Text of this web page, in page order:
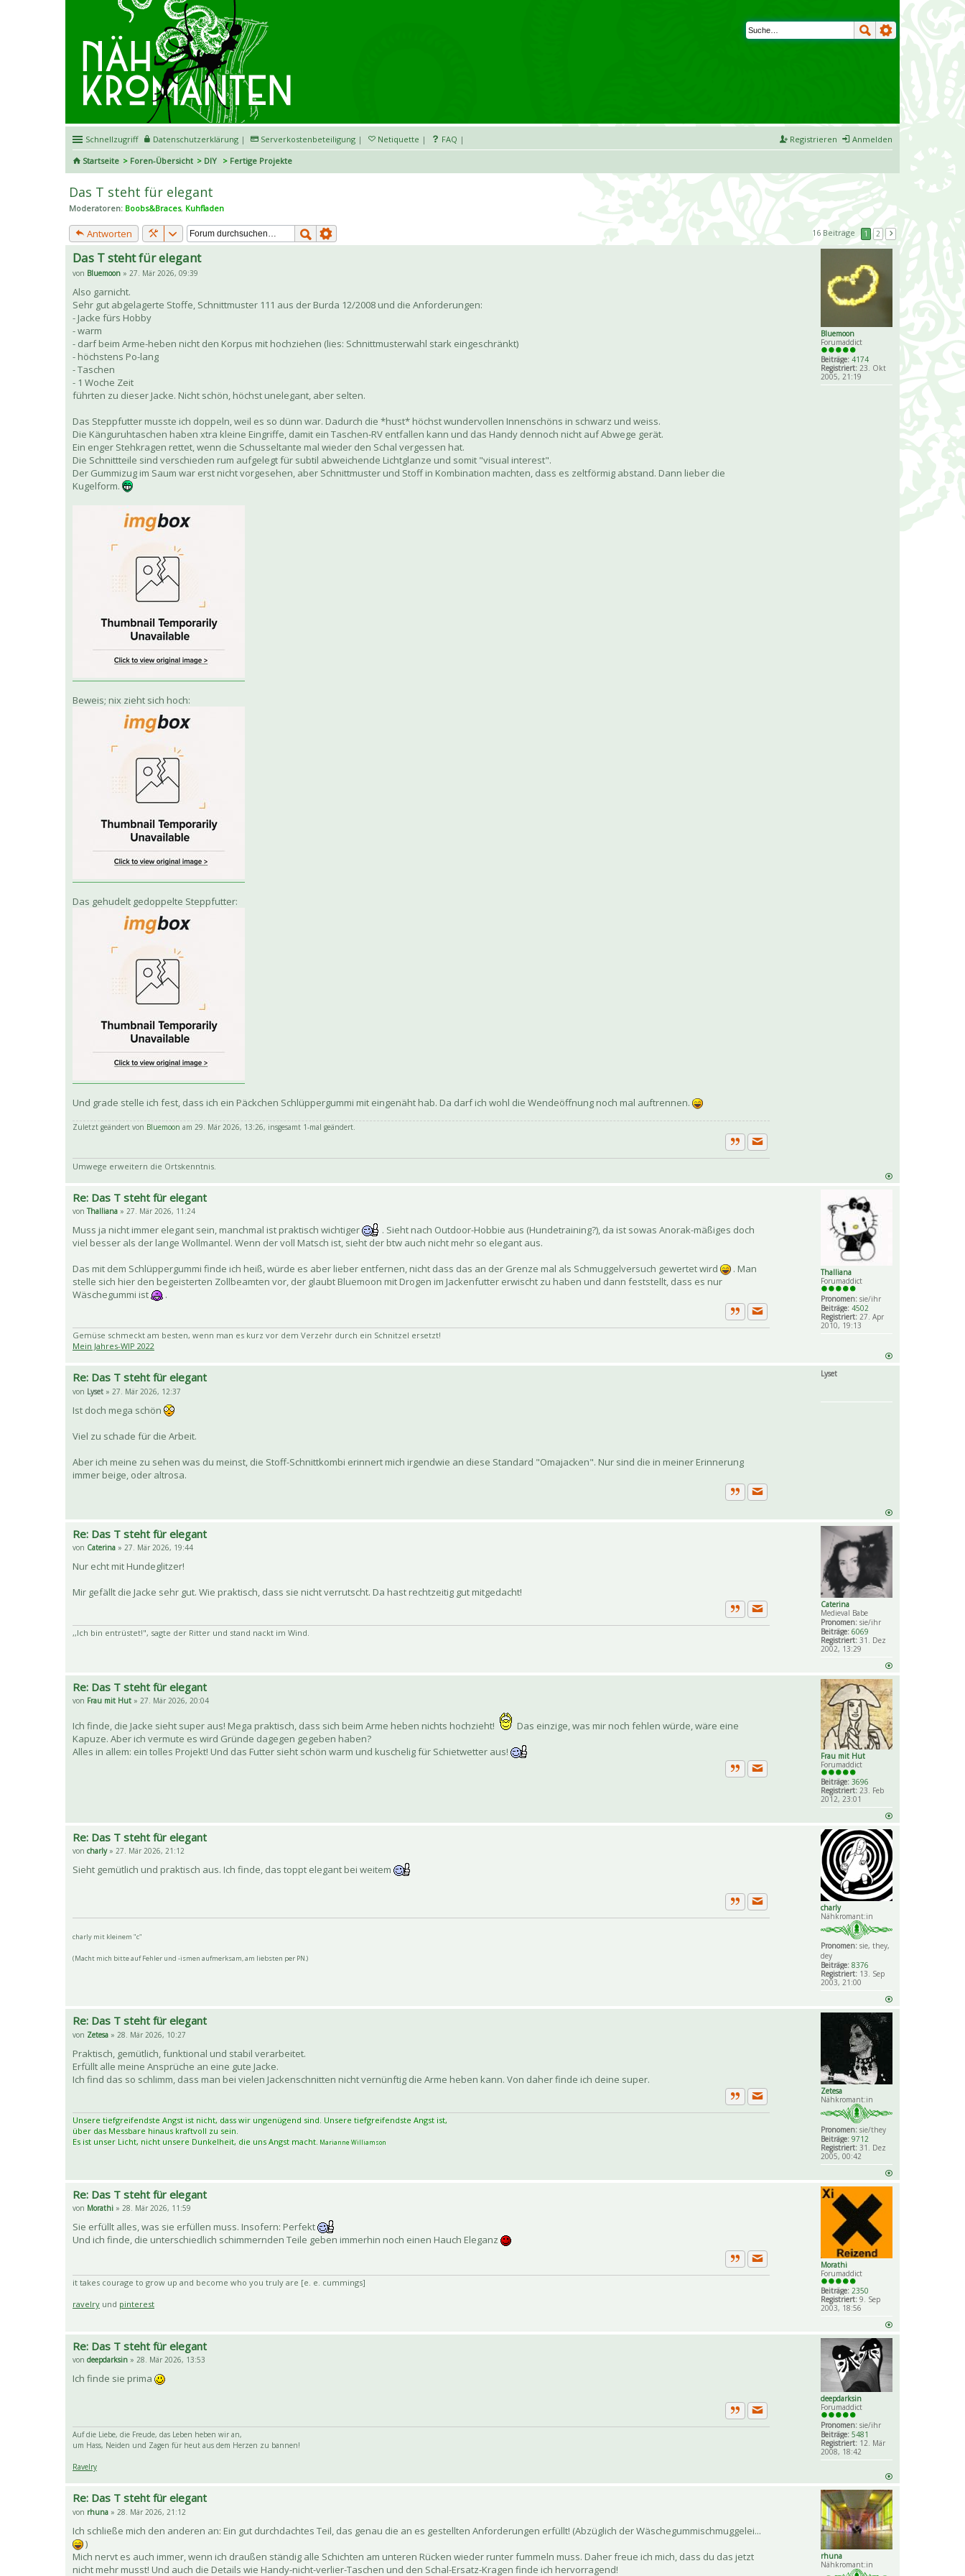
Schnellzugriff Datenschutzerklärung | Serverkostenbeteiligung | Netiquette | FAQ | Anmelden
Registrieren
Startseite
Foren-Übersicht DIY Fertige Projekte
Das T steht für elegant
Moderatoren: Boobs&Braces, Kuhfladen
Antworten 16 Beiträge 1 2
Bluemoon
Forumaddict
Beiträge: 4174
Registriert: 23. Okt
2005, 21:19
Das T steht für elegant
von Bluemoon » 27. Mär 2026, 09:39
Also garnicht.
Sehr gut abgelagerte Stoffe, Schnittmuster 111 aus der Burda 12/2008 und die Anforderungen:
- Jacke fürs Hobby
- warm
- darf beim Arme-heben nicht den Korpus mit hochziehen (lies: Schnittmusterwahl stark eingeschränkt)
- höchstens Po-lang
- Taschen
- 1 Woche Zeit
führten zu dieser Jacke. Nicht schön, höchst unelegant, aber selten.
Das Steppfutter musste ich doppeln, weil es so dünn war. Dadurch die *hust* höchst wundervollen Innenschöns in schwarz und weiss.
Die Känguruhtaschen haben xtra kleine Eingriffe, damit ein Taschen-RV entfallen kann und das Handy dennoch nicht auf Abwege gerät.
Ein enger Stehkragen rettet, wenn die Schusseltante mal wieder den Schal vergessen hat.
Die Schnittteile sind verschieden rum aufgelegt für subtil abweichende Lichtglanze und somit "visual interest".
Der Gummizug im Saum war erst nicht vorgesehen, aber Schnittmuster und Stoff in Kombination machten, dass es zeltförmig abstand. Dann lieber die
Kugelform.
Beweis; nix zieht sich hoch:
Das gehudelt gedoppelte Steppfutter:
Und grade stelle ich fest, dass ich ein Päckchen Schlüppergummi mit eingenäht hab. Da darf ich wohl die Wendeöffnung noch mal auftrennen.
Zuletzt geändert von Bluemoon am 29. Mär 2026, 13:26, insgesamt 1-mal geändert.
ZitatPrivate Nachricht senden
Umwege erweitern die Ortskenntnis.
Thalliana
Forumaddict
Pronomen: sie/ihr
Beiträge: 4502
Registriert: 27. Apr
2010, 19:13
Re: Das T steht für elegant
vonThalliana » 27. Mär 2026, 11:24
Muss ja nicht immer elegant sein, manchmal ist praktisch wichtiger
. Sieht nach Outdoor-Hobbie aus (Hundetraining?), da ist sowas Anorak-mäßiges doch
viel besser als der lange Wollmantel. Wenn der voll Matsch ist, sieht der btw auch nicht mehr so elegant aus.
Das mit dem Schlüppergummi finde ich heiß, würde es aber lieber entfernen, nicht dass das an der Grenze mal als Schmuggelversuch gewertet wird
. Man
stelle sich hier den begeisterten Zollbeamten vor, der glaubt Bluemoon mit Drogen im Jackenfutter erwischt zu haben und dann feststellt, dass es nur
Wäschegummi ist
.
ZitatPrivate Nachricht senden
Gemüse schmeckt am besten, wenn man es kurz vor dem Verzehr durch ein Schnitzel ersetzt!
Mein Jahres-WIP 2022
Lyset
Re: Das T steht für elegant
von Lyset » 27. Mär 2026, 12:37
Ist doch mega schön
Viel zu schade für die Arbeit.
Aber ich meine zu sehen was du meinst, die Stoff-Schnittkombi erinnert mich irgendwie an diese Standard "Omajacken". Nur sind die in meiner Erinnerung
immer beige, oder altrosa.
ZitatPrivate Nachricht senden
Caterina
Medieval Babe
Pronomen: sie/ihr
Beiträge: 6069
Registriert: 31. Dez
2002, 13:29
Re: Das T steht für elegant
von Caterina » 27. Mär 2026, 19:44
Nur echt mit Hundeglitzer!
Mir gefällt die Jacke sehr gut. Wie praktisch, dass sie nicht verrutscht. Da hast rechtzeitig gut mitgedacht!
ZitatPrivate Nachricht senden
,,Ich bin entrüstet!", sagte der Ritter und stand nackt im Wind.
Frau mit Hut
Forumaddict
Beiträge: 3696
Registriert: 23. Feb
2012, 23:01
Re: Das T steht für elegant
von Frau mit Hut » 27. Mär 2026, 20:04
Ich finde, die Jacke sieht super aus! Mega praktisch, dass sich beim Arme heben nichts hochzieht!
Das einzige, was mir noch fehlen würde, wäre eine
Kapuze. Aber ich vermute es wird Gründe dagegen gegeben haben?
Alles in allem: ein tolles Projekt! Und das Futter sieht schön warm und kuschelig für Schietwetter aus!
ZitatPrivate Nachricht senden
charly
Nähkromant:in
Pronomen: sie, they,
dey
Beiträge: 8376
Registriert: 13. Sep
2003, 21:00
Re: Das T steht für elegant
von charly» 27. Mär 2026, 21:12
Sieht gemütlich und praktisch aus. Ich finde, das toppt elegant bei weitem
ZitatPrivate Nachricht senden
charly mit kleinem "c"
(Macht mich bitte auf Fehler und -ismen aufmerksam, am liebsten per PN.)
Zetesa
Nähkromant:in
Pronomen: sie/they
Beiträge: 9712
Registriert: 31. Dez
2005, 00:42
Re: Das T steht für elegant
von Zetesa » 28. Mär 2026, 10:27
Praktisch, gemütlich, funktional und stabil verarbeitet.
Erfüllt alle meine Ansprüche an eine gute Jacke.
Ich find das so schlimm, dass man bei vielen Jackenschnitten nicht vernünftig die Arme heben kann. Von daher finde ich deine super.
ZitatPrivate Nachricht senden
Unsere tiefgreifendste Angst ist nicht, dass wir ungenügend sind. Unsere tiefgreifendste Angst ist,
über das Messbare hinaus kraftvoll zu sein.
Es ist unser Licht, nicht unsere Dunkelheit, die uns Angst macht. Marianne Williamson
Morathi
Forumaddict
Beiträge: 2350
Registriert: 9. Sep
2003, 18:56
Re: Das T steht für elegant
von Morathi » 28. Mär 2026, 11:59
Sie erfüllt alles, was sie erfüllen muss. Insofern: Perfekt
Und ich finde, die unterschiedlich schimmernden Teile geben immerhin noch einen Hauch Eleganz
ZitatPrivate Nachricht senden
it takes courage to grow up and become who you truly are [e. e. cummings]
ravelry und pinterest
deepdarksin
Forumaddict
Pronomen: sie/ihr
Beiträge: 5481
Registriert: 12. Mär
2008, 18:42
Re: Das T steht für elegant
von deepdarksin » 28. Mär 2026, 13:53
Ich finde sie prima
ZitatPrivate Nachricht senden
Auf die Liebe, die Freude, das Leben heben wir an,
um Hass, Neiden und Zagen für heut aus dem Herzen zu bannen!
Ravelry
rhuna
Nähkromant:in
Re: Das T steht für elegant
von rhuna » 28. Mär 2026, 21:12
Ich schließe mich den anderen an: Ein gut durchdachtes Teil, das genau die an es gestellten Anforderungen erfüllt! (Abzüglich der Wäschegummischmuggelei...
)
Mich nervt es auch immer, wenn ich draußen ständig alle Schichten am unteren Rücken wieder runter fummeln muss. Daher freue ich mich, dass du das jetzt
nicht mehr musst! Und auch die Details wie Handy-nicht-verlier-Taschen und den Schal-Ersatz-Kragen finde ich hervorragend!